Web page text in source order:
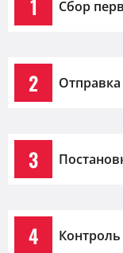
1 Сбор
2
3
4 Контроль